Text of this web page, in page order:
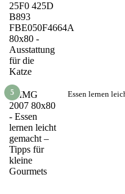
5 Essen lernen